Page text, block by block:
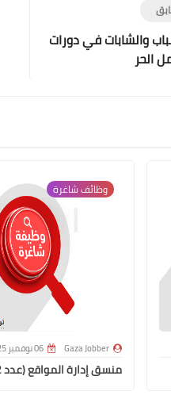
والشابات في دورات
الحر
وظائف شاغرة
Gaza Jobber 06 نوفمبر 2025
منسق إدارة المواقع (عدد 2)